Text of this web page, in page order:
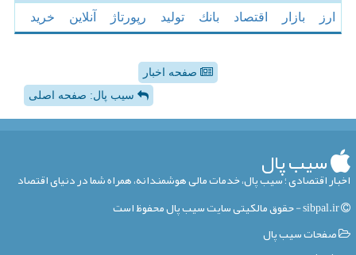
ارز بازار اقتصاد بانك تولید رپورتاژ آنلاین خرید
صفحه اخبار
سیب پال: صفحه اصلی
سیب پال
اخبار اقتصادی ؛ سیب پال، خدمات مالی هوشمندانه، همراه شما در دنیای اقتصاد
صفحات سیب پال